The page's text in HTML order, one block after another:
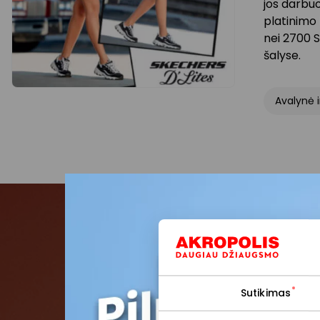
Sutikimas
jos
platinimo
nei 2700
šalyse.
Avalynė
Pirmieji